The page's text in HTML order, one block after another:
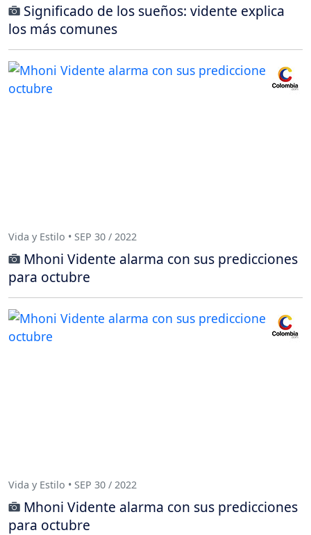
Significado de los sueños: vidente explica
los más comunes
Vida y Estilo • SEP 30 / 2022
Mhoni Vidente alarma con sus predicciones
para octubre
Vida y Estilo • SEP 30 / 2022
Mhoni Vidente alarma con sus predicciones
para octubre